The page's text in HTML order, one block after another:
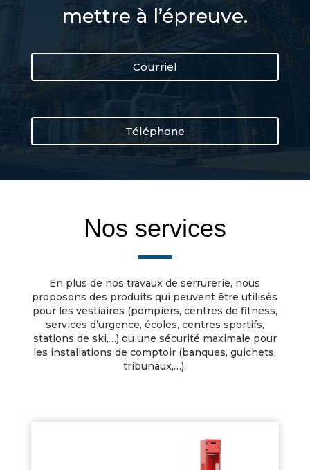
mettre à l’épreuve.
Courriel
Téléphone
Nos services
En plus de nos travaux de serrurerie, nous
proposons des produits qui peuvent être utilisés
pour les vestiaires (pompiers, centres de fitness,
services d’urgence, écoles, centres sportifs,
stations de ski,…) ou une sécurité maximale pour
les installations de comptoir (banques, guichets,
tribunaux,…).